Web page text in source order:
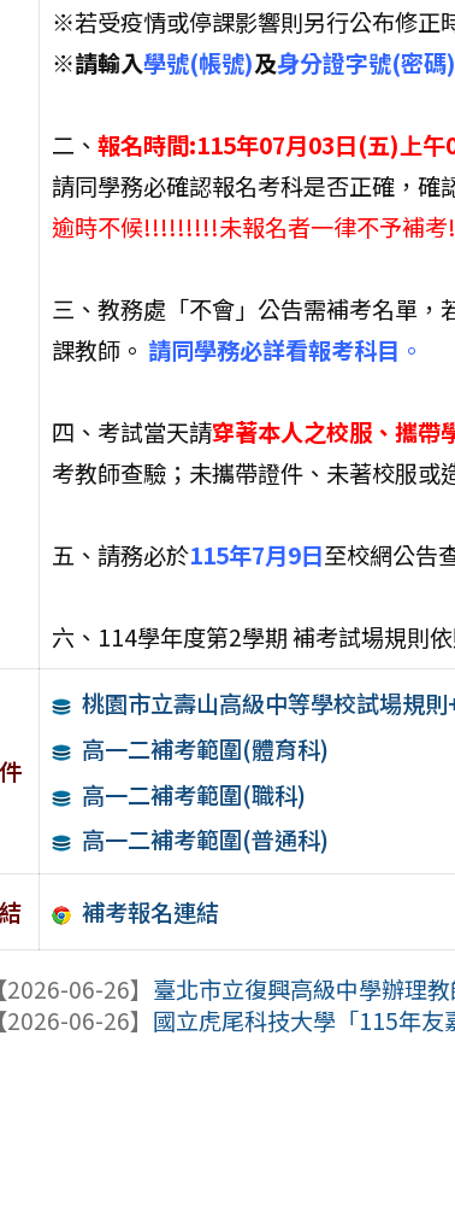
※若受疫情或停課影響則另行公布修正
※請輸入學號(帳號)及身分證字號(密碼)
二、 報名時間:115年07月03日(五)上
請同學務必確認報名考科是否正確，確
逾時不候!!!!!!!!!未報名者一律不予補
三、教務處「不會」公告需補考名單
課教師。 請同學務必詳看報考科目 。
四、考試當天請穿著本人之校服、攜帶
考教師查驗；未攜帶證件、未著校服或
五、請務必於115年7月9日至校網公告
六、114學年度第2學期 補考試場規則
桃園市立壽山高級中等學校試場規
高一二補考範圍(體育科)
高一二補考範圍(職科)
高一二補考範圍(普通科)
補考報名連結
【2026-06-26】 臺北市立復興高級中學辦理
【2026-06-26】 國立虎尾科技大學「115年